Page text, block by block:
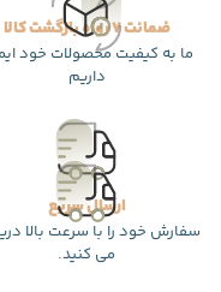
ضمانت 7 روزه بازگشت کالا
ما به کیفیت محصولات خود
داریم
ارسال سریع
سفارش خود را با سرعت بالا
می کنید.